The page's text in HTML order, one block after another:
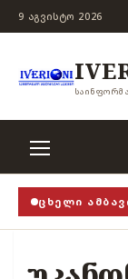
9 ᲐᲒᲕᲘᲡᲢᲝ 2026
ᲪᲮᲔᲚᲘ